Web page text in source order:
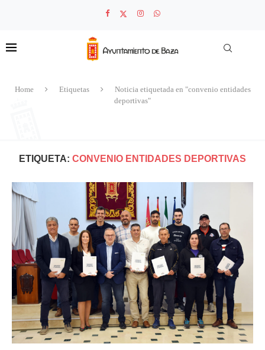
Home Etiquetas
Noticia etiquetada en "convenio entidades
deportivas"
ETIQUETA: CONVENIO ENTIDADES DEPORTIVAS